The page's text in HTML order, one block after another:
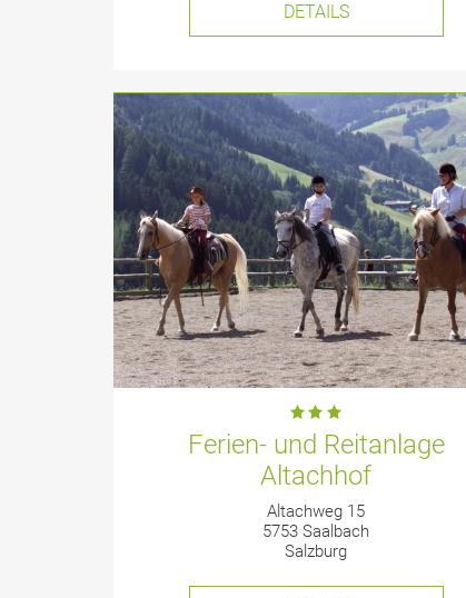
DETAILS
Ferien- und Reitanlage
Altachhof
Altachweg 15
5753 Saalbach
Salzburg